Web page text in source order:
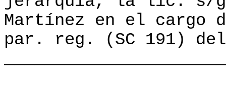
Martínez en el cargo
par. reg. (SC 191)